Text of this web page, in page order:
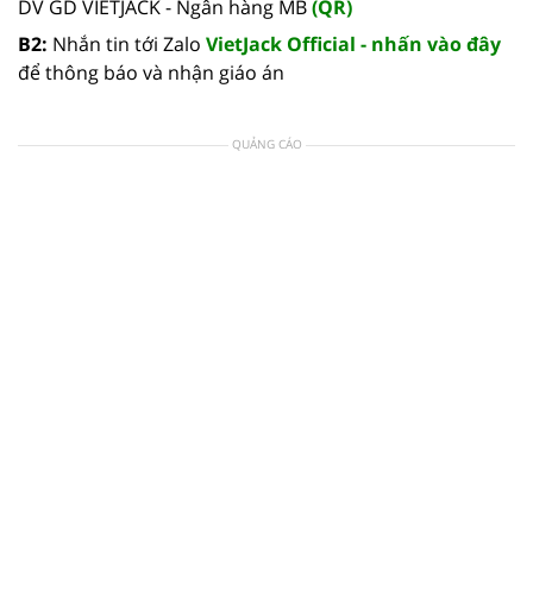
DV GD VIETJACK - Ngân hàng MB(QR)
B2: Nhắn tin tới Zalo VietJack Official - nhấn vào đây
để thông báo và nhận giáo án
QUẢNG CÁO